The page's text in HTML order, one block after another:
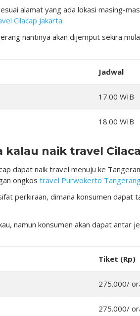
alamat yang ada lokasi masing-
Cilacap Jakarta.
nantinya akan dijemput sekira
Jadwal
17.00 WIB
18.00 WIB
kalau naik travel
dapat naik travel menuju ke
ongkos travel Purwokerto
perkiraan, dimana konsumen dapat
namun konsumen akan dapat antar
Tiket (Rp)
275.000/
275.000/